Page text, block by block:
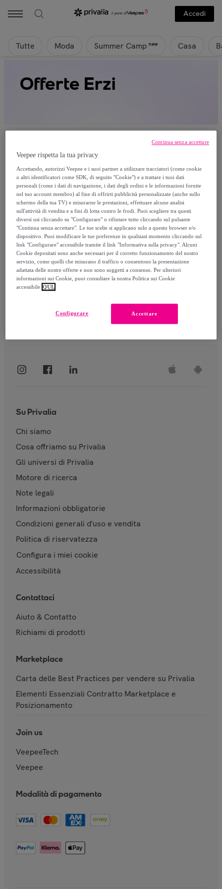
Accedi
Tutte Moda Summer Camp new Casa
Offerte Erzi
Attualmente non è disponibile alcun
prodotto.
Registrati e accedi a tutti i prodotti visibili ai nostri
membri.
Accedi
Su Privalia
Chi siamo
Cosa offriamo su Privalia
Gli universi di Privalia
Motore di ricerca
Note legali
Informazioni obbligatorie
Condizioni generali d'uso e vendita
Politica di riservatezza
Configura i miei cookie
Accessibilità
Contattaci
Aiuto & Contatto
Richiami di prodotti
Marketplace
Carta delle Best Practices per vendere su Privalia
Elementi Essenziali Contratto Marketplace e
Posizionamento
Join us
VeepeeTech
Veepee
Modalità di pagamento
Veepee rispetta la tua privacy
Accettando, autorizzi Veepee e i suoi partner a utilizzare tracciatori (come cookie
o altri identificatori come SDK, di seguito "Cookie") e a trattare i tuoi dati
personali (come i dati di navigazione, i dati degli ordini e le informazioni fornite
nel tuo account membro) al fine di offrirti pubblicità personalizzate (anche sullo
schermo della tua TV) e misurarne le prestazioni, effettuare alcune analisi
sull'attività di vendita e a fini di lotta contro le frodi. Puoi scegliere tra questi
diversi usi cliccando su "Configurare" o rifiutare tutto cliccando sul pulsante
"Continua senza accettare". Le tue scelte si applicano solo a questo browser e/o
dispositivo. Puoi modificare le tue preferenze in qualsiasi momento cliccando sul
link "Configurare" accessibile tramite il link "Informativa sulla privacy". Alcuni
Cookie depositati sono anche necessari per il corretto funzionamento del nostro
servizio, come quelli che misurano il traffico o consentono la presentazione
adattata delle nostre offerte e non sono soggetti a consenso. Per ulteriori
informazioni sui Cookie, puoi consultare la nostra Politica sui Cookie
accessibile QUI.
Accettare
Configurare
Continua senza accettare